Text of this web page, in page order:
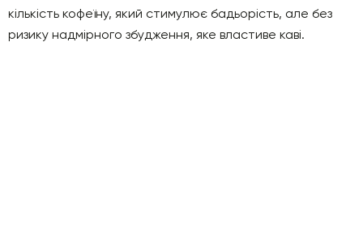
кількість кофеїну, який стимулює бадьорість, але без
ризику надмірного збудження, яке властиве каві.